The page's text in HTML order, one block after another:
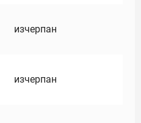
изчерпан
изчерпан